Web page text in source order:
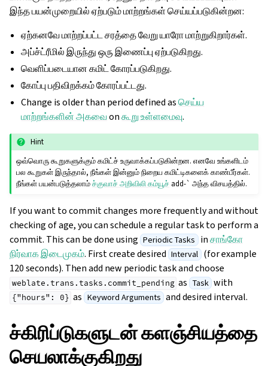
இந்த பயன்முறையில் ஏற்படும் மாற்றங்கள் செய்யப்படுகின்றன:
ஏற்கனவே மாற்றப்பட்ட சரத்தை வேறு யாரோ மாற்றுகிறார்கள்.
அப்ச்ட்ரீமில் இருந்து ஒரு இணைப்பு ஏற்படுகிறது.
வெளிப்படையான கமிட் கோரப்படுகிறது.
கோப்பு பதிவிறக்கம் கோரப்பட்டது.
Change is older than period defined asசெய்ய
மாற்றங்களின் அகவைonகூறு உள்ளமைவு.
Hint
ஒவ்வொரு கூறுகளுக்கும் கமிட்ச் உருவாக்கப்படுகின்றன. எனவே உங்களிடம்
பல கூறுகள் இருந்தால், நீங்கள் இன்னும் நிறைய கமிட்டிகளைக் காண்பீர்கள்.
நீங்கள் பயன்படுத்தலாம்ச்குவாச் அறிவிலி கம்யூச் add-` அந்த விசயத்தில்.
If you want to commit changes more frequently and without
checking of age, you can schedule a regular task to perform a
commit. This can be done using Periodic Tasks inசாங்கோ
நிர்வாக இடைமுகம். First create desired Interval (for example
120 seconds). Then add new periodic task and choose
weblate.trans.tasks.commit_pending as Task with
{"hours": 0} as Keyword Arguments and desired interval.
ச்கிரிப்டுகளுடன் களஞ்சியத்தை
செயலாக்குகிறது